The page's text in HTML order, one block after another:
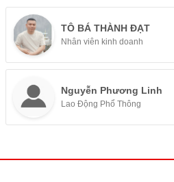
TÔ BÁ THÀNH ĐẠT
Nhân viên kinh doanh
Nguyễn Phương Linh
Lao Động Phổ Thông